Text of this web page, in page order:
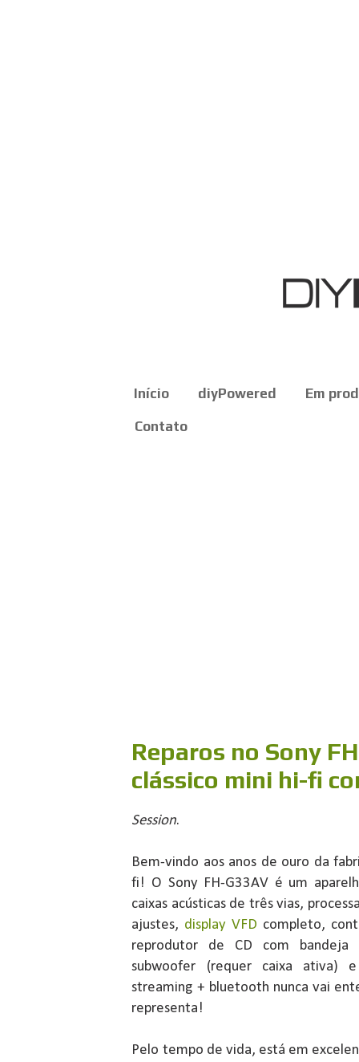
Início diyPowered Em
Contato
Reparos no Sony
clássico mini hi-fi
Session.
Bem-vindo aos anos de ouro da
fi! O Sony FH-G33AV é um
caixas acústicas de três vias,
ajustes, display VFD completo,
reprodutor de CD com bandeja
subwoofer (requer caixa ativa)
streaming + bluetooth nunca vai
representa!
Pelo tempo de vida, está em